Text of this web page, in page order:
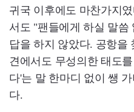
귀국 이후에도 마찬가지
서도 "팬들에게 하실 말씀
답을 하지 않았다. 공항을
견에서도 무성의한 태도
다'는 말 한마디 없이 쌩
다.